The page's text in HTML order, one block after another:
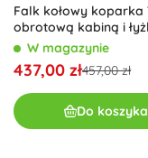
Falk kołowy koparka
obrotową kabiną i
W magazynie
437,00 zł457,00 zł
Do koszyka